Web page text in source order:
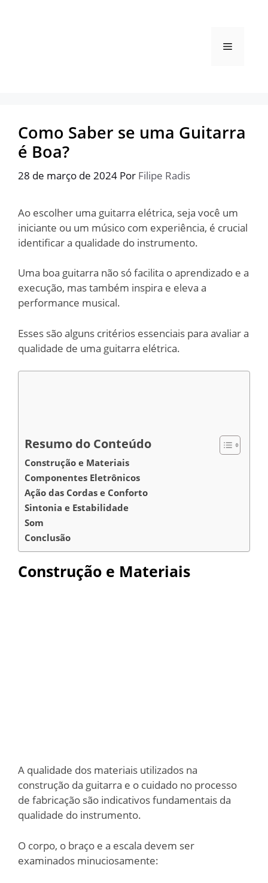
Menu
Como Saber se uma Guitarra
é Boa?
28 de março de 2024 Por Filipe Radis
Ao escolher uma guitarra elétrica, seja você um
iniciante ou um músico com experiência, é crucial
identificar a qualidade do instrumento.
Uma boa guitarra não só facilita o aprendizado e a
execução, mas também inspira e eleva a
performance musical.
Esses são alguns critérios essenciais para avaliar a
qualidade de uma guitarra elétrica.
Resumo do Conteúdo
Construção e Materiais
Componentes Eletrônicos
Ação das Cordas e Conforto
Sintonia e Estabilidade
Som
Conclusão
Construção e Materiais
A qualidade dos materiais utilizados na
construção da guitarra e o cuidado no processo
de fabricação são indicativos fundamentais da
qualidade do instrumento.
O corpo, o braço e a escala devem ser
examinados minuciosamente: